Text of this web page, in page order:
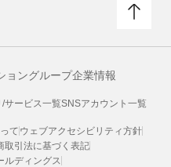
ョングループ企業情報
サービス一覧SNSアカウント一覧
て ウェブアクセシビリティ方針
取引法に基づく表記
ルディングス